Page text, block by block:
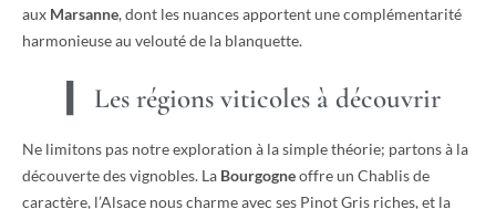
aux Marsanne, dont les nuances apportent une complémentarité
harmonieuse au velouté de la blanquette.
Les régions viticoles à découvrir
Ne limitons pas notre exploration à la simple théorie; partons à la
découverte des vignobles. La Bourgogneoffre un Chablis de
caractère, l’Alsace nous charme avec ses Pinot Gris riches, et la